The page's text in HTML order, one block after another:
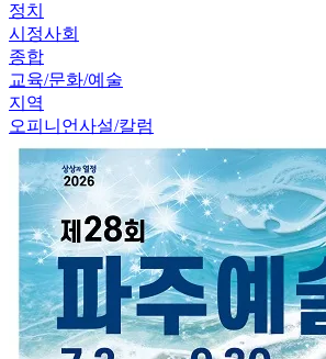
정치
시정사회
종합
교육/문화/예술
지역
오피니언사설/칼럼